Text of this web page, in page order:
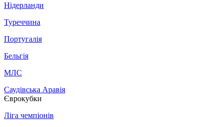
Нідерланди
Туреччина
Португалія
Бельгія
МЛС
Саудівська Аравія
Єврокубки
Ліга чемпіонів